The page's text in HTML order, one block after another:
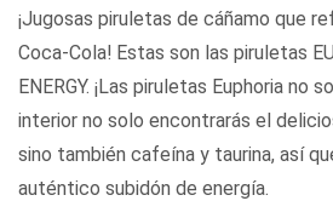
¡Jugosas piruletas de cáñamo que
Coca-Cola! Estas son las piruletas
ENERGY. ¡Las piruletas Euphoria no
interior no solo encontrarás el
sino también cafeína y taurina, así
auténtico subidón de energía.